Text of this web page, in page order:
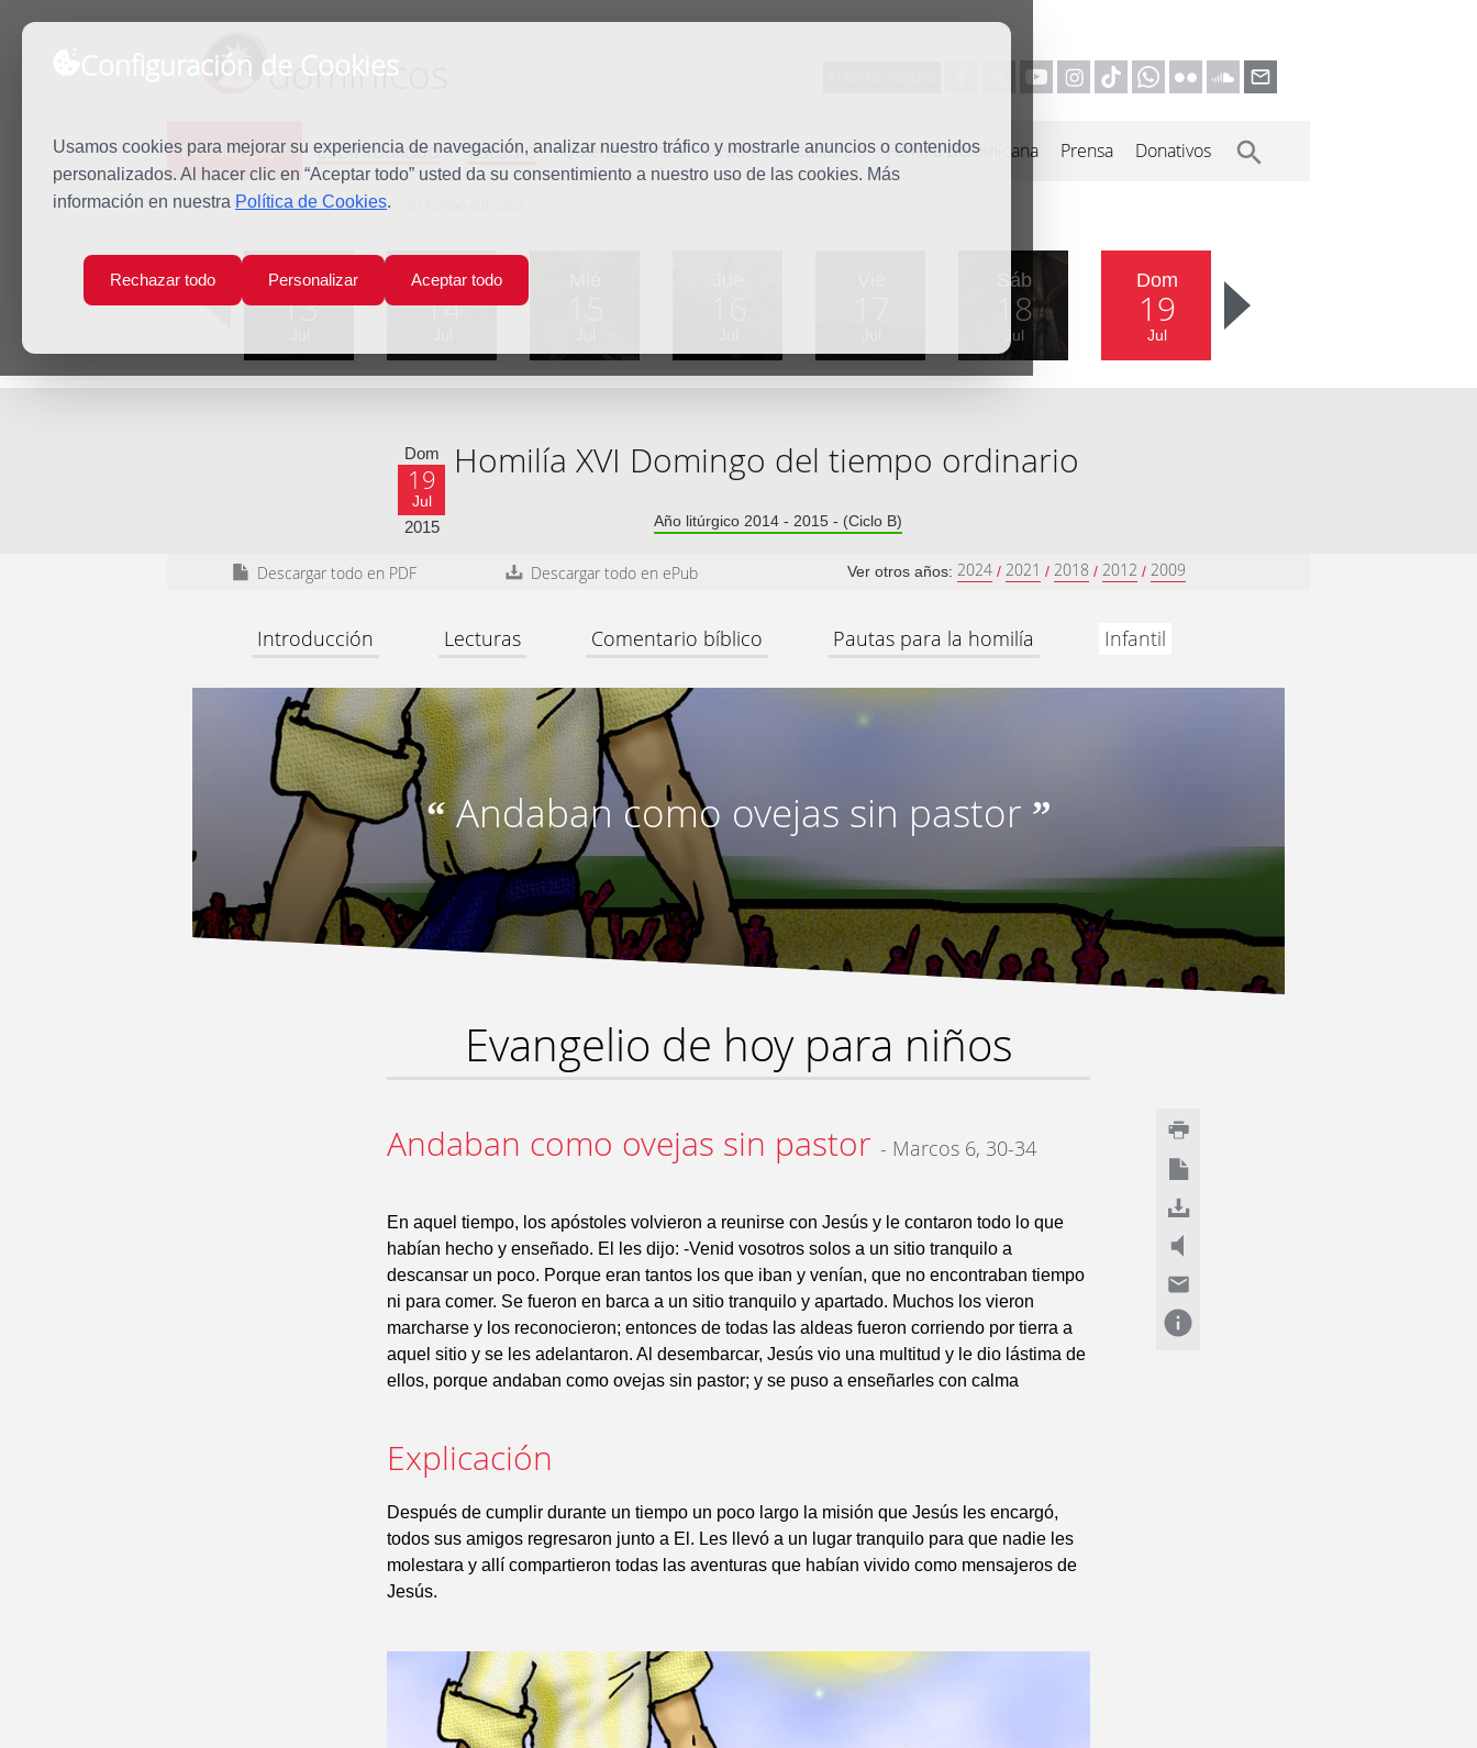
Configuración de Cookies
Usamos cookies para mejorar su experiencia de navegación, analizar nuestro tráfico y mostrarle anuncios o contenidos
personalizados. Al hacer clic en “Aceptar todo” usted da su consentimiento a nuestro uso de las cookies. Más
información en nuestra Política de Cookies.
Rechazar todo Personalizar Aceptar todo
dominicos
Predicación Espiritualidad Estudio Quiénes somos Misión Vocaciones Familia Dominicana Prensa Donativos
Inicio Predicación XVI Domingo del tiempo ordinario
Lun
13
Mar
14
Sáb
18
Jul
Dom
19
Jul
Dom
19
Jul
2015
Homilía XVI Domingo del tiempo ordinario
Año litúrgico 2014 - 2015 - (Ciclo B)
Descargar todo en PDF Descargar todo en ePub Ver otros años: 2024 / 2021 / 2018 / 2012 / 2009
Introducción Lecturas Comentario bíblico Pautas para la homilía Infantil
“Andaban como ovejas sin pastor ”
Evangelio de hoy para niños
Andaban como ovejas sin pastor - Marcos 6, 30-34
En aquel tiempo, los apóstoles volvieron a reunirse con Jesús y le contaron todo lo que
habían hecho y enseñado. El les dijo: -Venid vosotros solos a un sitio tranquilo a
descansar un poco. Porque eran tantos los que iban y venían, que no encontraban tiempo
ni para comer. Se fueron en barca a un sitio tranquilo y apartado. Muchos los vieron
marcharse y los reconocieron; entonces de todas las aldeas fueron corriendo por tierra a
aquel sitio y se les adelantaron. Al desembarcar, Jesús vio una multitud y le dio lástima de
ellos, porque andaban como ovejas sin pastor; y se puso a enseñarles con calma
Explicación
Después de cumplir durante un tiempo un poco largo la misión que Jesús les encargó,
todos sus amigos regresaron junto a El. Les llevó a un lugar tranquilo para que nadie les
molestara y allí compartieron todas las aventuras que habían vivido como mensajeros de
Jesús.